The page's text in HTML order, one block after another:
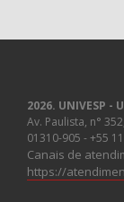
2026. UNIVESP
Av. Paulista, n°
01310-905 - +55
Canais de
https://